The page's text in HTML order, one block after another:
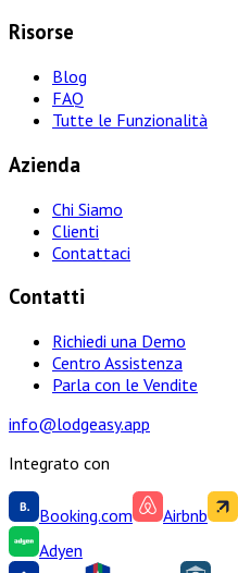
Risorse
Blog
FAQ
Tutte le Funzionalità
Azienda
Chi Siamo
Clienti
Contattaci
Contatti
Richiedi una Demo
Centro Assistenza
Parla con le Vendite
info@lodgeasy.app
Integrato con
Booking.com Airbnb
Adyen